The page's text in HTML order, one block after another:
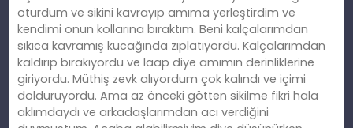
oturdum ve sikini kavrayıp amıma yerleştirdim ve
kendimi onun kollarına bıraktım. Beni kalçalarımdan
sıkıca kavramış kucağında zıplatıyordu. Kalçalarımdan
kaldırıp bırakıyordu ve laap diye amımın derinliklerine
giriyordu. Müthiş zevk alıyordum çok kalındı ve içimi
dolduruyordu. Ama az önceki götten sikilme fikri hala
aklımdaydı ve arkadaşlarımdan acı verdiğini